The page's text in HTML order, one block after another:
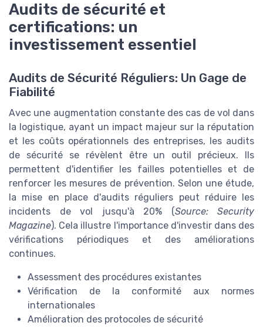
Audits de sécurité et
certifications: un
investissement essentiel
Audits de Sécurité Réguliers: Un Gage de
Fiabilité
Avec une augmentation constante des cas de vol dans
la logistique, ayant un impact majeur sur la réputation
et les coûts opérationnels des entreprises, les audits
de sécurité se révèlent être un outil précieux. Ils
permettent d'identifier les failles potentielles et de
renforcer les mesures de prévention. Selon une étude,
la mise en place d'audits réguliers peut réduire les
incidents de vol jusqu'à 20% (Source: Security
Magazine). Cela illustre l'importance d'investir dans des
vérifications périodiques et des améliorations
continues.
Assessment des procédures existantes
Vérification de la conformité aux normes
internationales
Amélioration des protocoles de sécurité